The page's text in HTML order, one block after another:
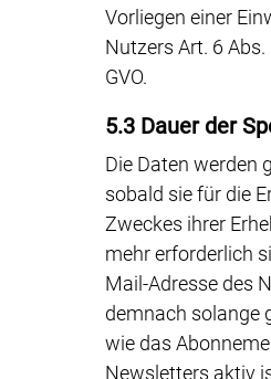
Vorliegen einer
Nutzers Art. 6 Abs.
GVO.
5.3 Dauer der
Die Daten werden
sobald sie für die
Zweckes ihrer
mehr erforderlich
Mail-Adresse des
demnach solange
wie das
Newsletters aktiv